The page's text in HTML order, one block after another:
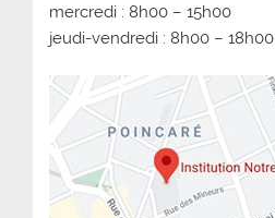
mercredi : 8h00 – 15h00
jeudi-vendredi : 8h00 – 18h00